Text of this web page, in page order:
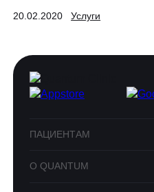
20.02.2020 Услуги
ПАЦИЕНТАМ
О QUANTUM